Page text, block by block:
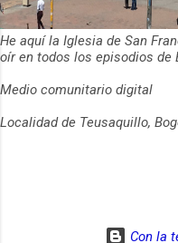
He aquí la Iglesia de San
oír en todos los episodios de
Medio comunitario digital
Localidad de Teusaquillo,
Con la